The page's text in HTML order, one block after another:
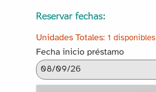
Reservar fechas:
1 disponibles
Fecha inicio préstamo